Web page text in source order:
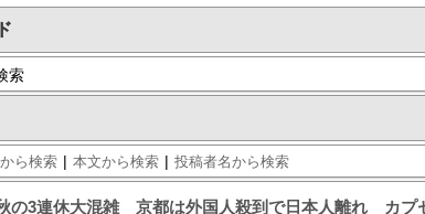
索
ら検索 | 本文から検索 | 投稿者名から検索
の3連休大混雑 京都は外国人殺到で日本人離れ カプ